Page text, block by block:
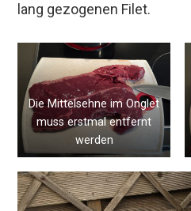
lang gezogenen Filet.
Die Mittelsehne im Onglet
muss erstmal entfernt
werden